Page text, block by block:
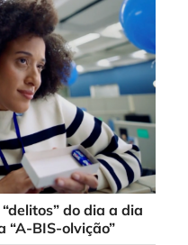
do dia a dia
“A-BIS-olvição”